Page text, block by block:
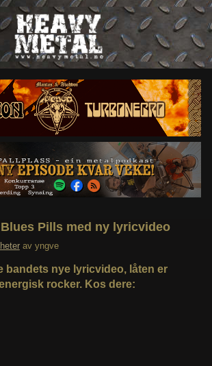
Nyheter
Omtaler
Intervjuer
Om oss
Abonner
Pills med ny lyricvideo
av yngve
bandets nye lyricvideo, låten er
rocker. Kos dere: